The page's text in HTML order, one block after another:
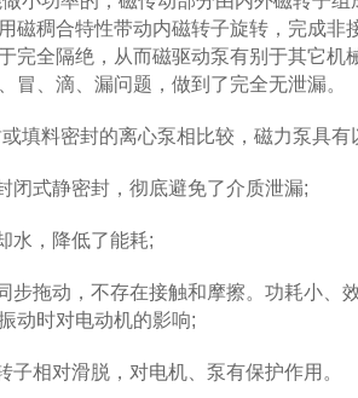
磁稠合特性带动内磁转子旋转，完成非
完全隔绝，从而磁驱动泵有别于其它机
冒、滴、漏问题，做到了完全无泄漏。
料密封的离心泵相比较，磁力泵具有
式静密封，彻底避免了介质泄漏;
，降低了能耗;
拖动，不存在接触和摩擦。功耗小、
动时对电动机的影响;
相对滑脱，对电机、泵有保护作用。